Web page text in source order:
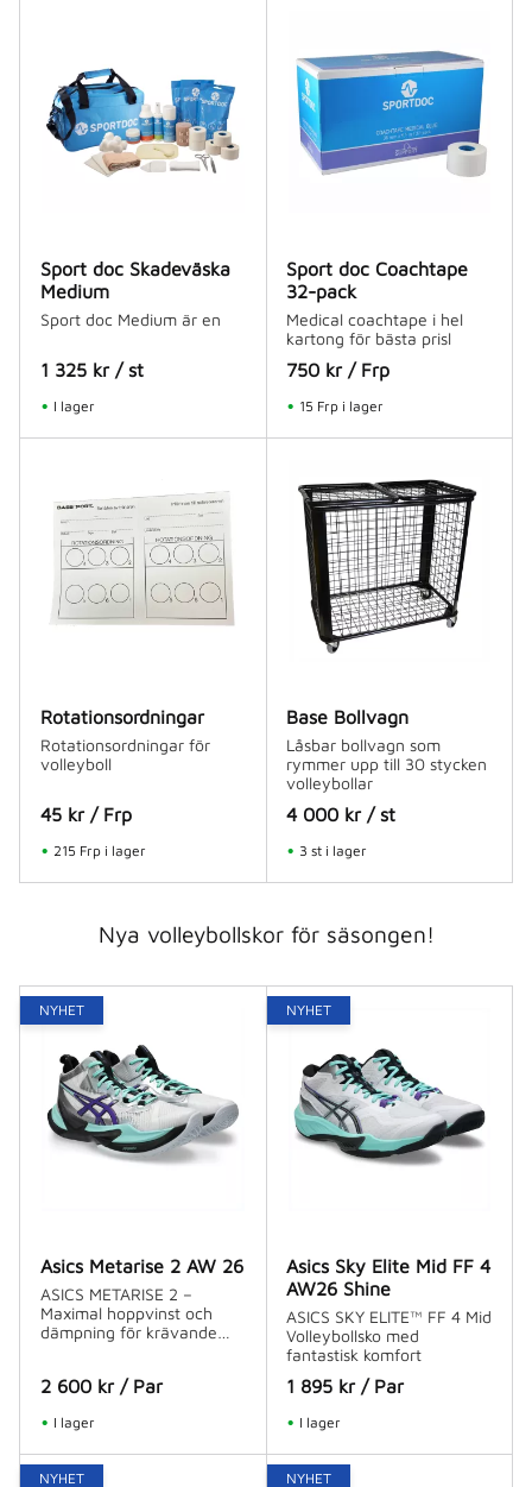
Sport doc Skadeväska
Medium
Sport doc Medium är en
1 325kr /st
I lager
Sport doc Coachtape
32-pack
Medical coachtape i hel
kartong för bästa prisl
750 kr / Frp
15 Frp i lager
Rotationsordningar
Rotationsordningar för
volleyboll
45kr / Frp
215 Frp i lager
Base Bollvagn
Låsbar bollvagn som
rymmer upp till 30 stycken
volleybollar
4 000 kr /st
3 st i lager
Nya volleybollskor för säsongen!
Asics Metarise 2 AW 26
ASICS METARISE 2 –
Maximal hoppvinst och
dämpning för krävande
2 600kr / Par
NYHET
I lager
Asics Sky Elite Mid FF 4
AW26 Shine
ASICS SKY ELITE™ FF 4 Mid
Volleybollsko med
fantastisk komfort
1 895 kr / Par
NYHET
I lager
NYHET NYHET